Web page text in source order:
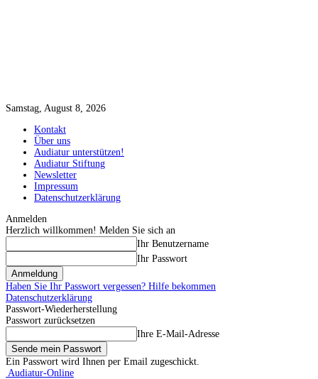
Samstag, August 8, 2026
Kontakt
Über uns
Audiatur unterstützen!
Audiatur Stiftung
Newsletter
Impressum
Datenschutzerklärung
Anmelden
Herzlich willkommen! Melden Sie sich an
Ihr Benutzername
Ihr Passwort
Haben Sie Ihr Passwort vergessen? Hilfe bekommen
Datenschutzerklärung
Passwort-Wiederherstellung
Passwort zurücksetzen
Ihre E-Mail-Adresse
Ein Passwort wird Ihnen per Email zugeschickt.
Audiatur-Online